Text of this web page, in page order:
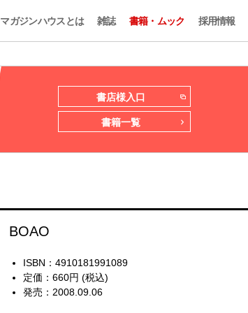
マガジンハウスとは 雑誌 書籍・ムック 採用情報
書店様入口
書籍一覧
BOAO
ISBN：4910181991089
定価：660円 (税込)
発売：2008.09.06